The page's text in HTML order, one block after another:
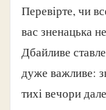
Перевірте, чи
вас зненацька
Дбайливе
дуже важливе:
тихі вечори